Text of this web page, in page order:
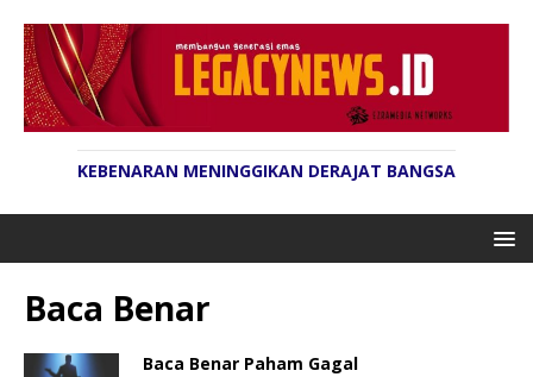
KEBENARAN MENINGGIKAN DERAJAT BANGSA
Baca Benar
Baca Benar Paham Gagal